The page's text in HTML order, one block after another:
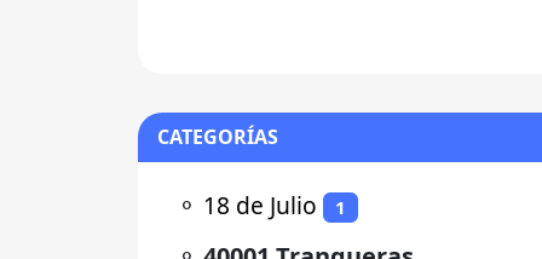
CATEGORÍAS
⚬ 18 de Julio 1